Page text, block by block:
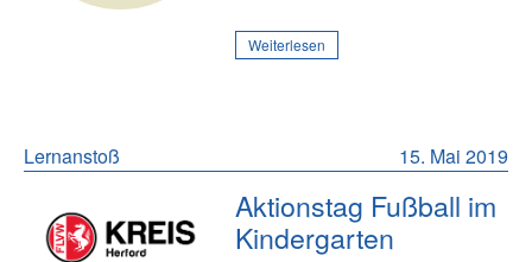
Weiterlesen
15. Mai 2019
Lernanstoß
Aktionstag Fußball im
Kindergarten